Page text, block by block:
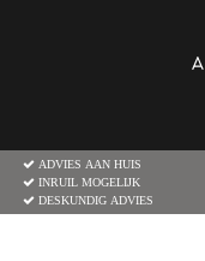
ADVIES AAN HUIS
INRUIL MOGELIJK
DESKUNDIG ADVIES